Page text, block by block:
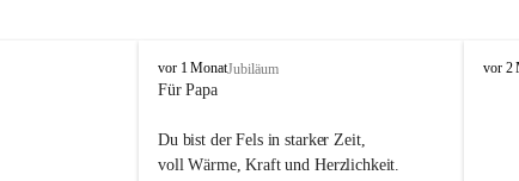
O
s
i
vor 1 MonatJubiläum
Für Papa
Du bist der Fels in starker Zeit,
voll Wärme, Kraft und Herzlichkeit.
O
vor 2